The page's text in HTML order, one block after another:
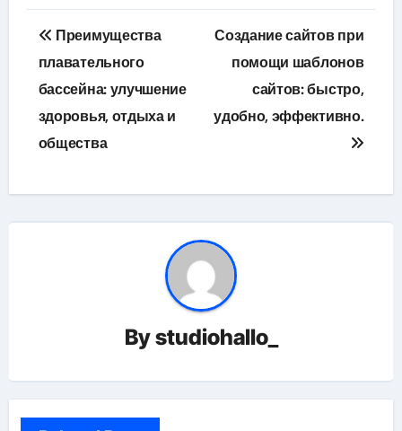
Навигация
по
записям
Преимущества
плавательного
бассейна: улучшение
здоровья, отдыха и
общества
Создание сайтов при
помощи шаблонов
сайтов: быстро,
удобно, эффективно.
Bystudiohallo_